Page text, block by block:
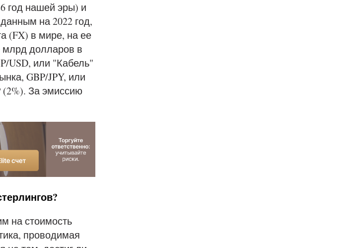
год нашей эры) и
на 2022 год,
(FX) в мире, на ее
млрд долларов в
USD, или "Кабель"
GBP/JPY, или
(2%). За эмиссию
на стоимость
проводимая